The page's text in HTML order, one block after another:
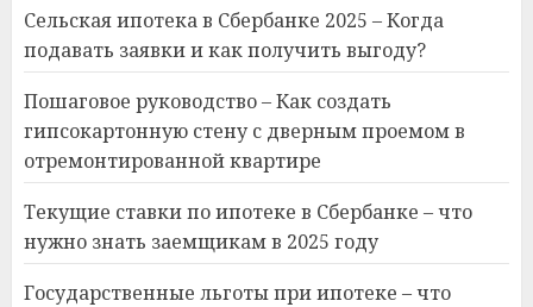
Сельская ипотека в Сбербанке 2025 – Когда
подавать заявки и как получить выгоду?
Пошаговое руководство – Как создать
гипсокартонную стену с дверным проемом в
отремонтированной квартире
Текущие ставки по ипотеке в Сбербанке – что
нужно знать заемщикам в 2025 году
Государственные льготы при ипотеке – что